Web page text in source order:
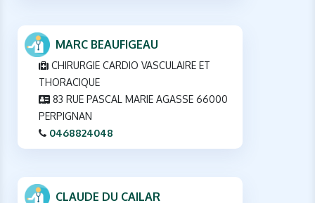
MARC BEAUFIGEAU
CHIRURGIE CARDIO VASCULAIRE ET
THORACIQUE
83 RUE PASCAL MARIE AGASSE 66000
PERPIGNAN
0468824048
CLAUDE DU CAILAR